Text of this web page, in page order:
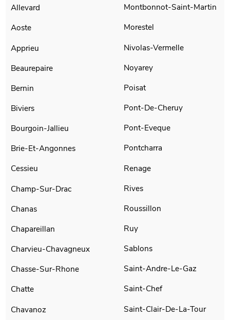
Allevard
Aoste
Apprieu
Beaurepaire
Bernin
Biviers
Bourgoin-Jallieu
Brie-Et-Angonnes
Cessieu
Champ-Sur-Drac
Chanas
Chapareillan
Charvieu-Chavagneux
Chasse-Sur-Rhone
Chatte
Chavanoz
Montbonnot-Saint-Martin
Morestel
Nivolas-Vermelle
Noyarey
Poisat
Pont-De-Cheruy
Pont-Eveque
Pontcharra
Renage
Rives
Roussillon
Ruy
Sablons
Saint-Andre-Le-Gaz
Saint-Chef
Saint-Clair-De-La-Tour